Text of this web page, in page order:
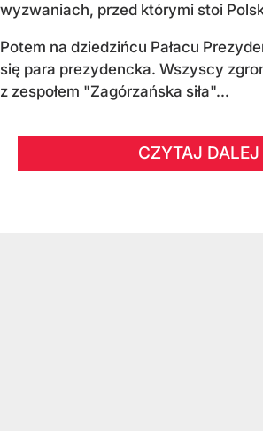
wyzwaniach, przed którymi stoi
Potem na dziedzińcu Pałacu
się para prezydencka. Wszyscy
z zespołem "Zagórzańska siła"...
CZYTAJ DALEJ